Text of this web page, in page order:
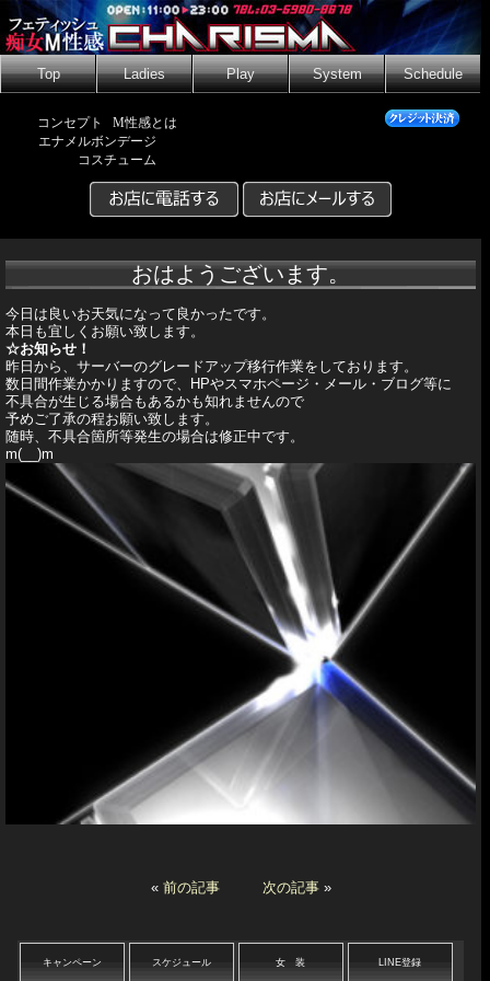
Top Ladies Play System Schedule
コンセプト
M性感とは
エナメルボンデージ
コスチューム
おはようございます。
今日は良いお天気になって良かったです。
本日も宜しくお願い致します。
☆お知らせ！
昨日から、サーバーのグレードアップ移行作業をしております。
数日間作業かかりますので、HPやスマホページ・メール・ブログ等に
不具合が生じる場合もあるかも知れませんので
予めご了承の程お願い致します。
随時、不具合箇所等発生の場合は修正中です。
m(__)m
« 前の記事 次の記事»
キャンペーン スケジュール 女 装 LINE登録